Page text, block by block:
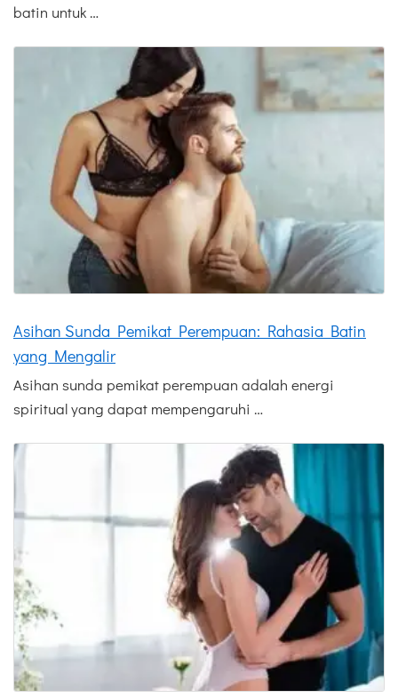
batin untuk …
Asihan Sunda Pemikat Perempuan: Rahasia Batin
yang Mengalir
Asihan sunda pemikat perempuan adalah energi
spiritual yang dapat mempengaruhi …